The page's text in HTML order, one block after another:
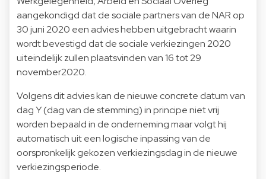
aangekondigd dat de sociale partners van de NAR op
30 juni 2020 een advies hebben uitgebracht waarin
wordt bevestigd dat de sociale verkiezingen 2020
uiteindelijk zullen plaatsvinden van 16 tot 29
november2020.
Volgens dit advies kan de nieuwe concrete datum van
dag Y (dag van de stemming) in principe niet vrij
worden bepaald in de onderneming maar volgt hij
automatisch uit een logische inpassing van de
oorspronkelijk gekozen verkiezingsdag in de nieuwe
verkiezingsperiode.